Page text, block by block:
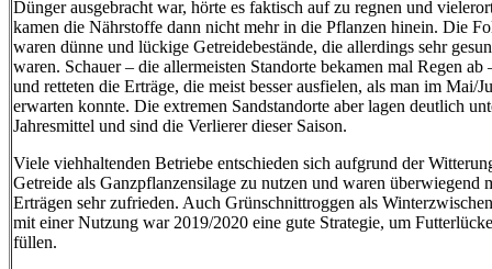
Dünger ausgebracht war, hörte es faktisch auf zu regnen und
kamen die Nährstoffe dann nicht mehr in die Pflanzen hinein. Die
waren dünne und lückige Getreidebestände, die allerdings sehr
waren. Schauer – die allermeisten Standorte bekamen mal Regen ab
und retteten die Erträge, die meist besser ausfielen, als man im Mai/
erwarten konnte. Die extremen Sandstandorte aber lagen deutlich
Jahresmittel und sind die Verlierer dieser Saison.
Viele viehhaltenden Betriebe entschieden sich aufgrund der
Getreide als Ganzpflanzensilage zu nutzen und waren überwiegend
Erträgen sehr zufrieden. Auch Grünschnittroggen als
mit einer Nutzung war 2019/2020 eine gute Strategie, um
füllen.